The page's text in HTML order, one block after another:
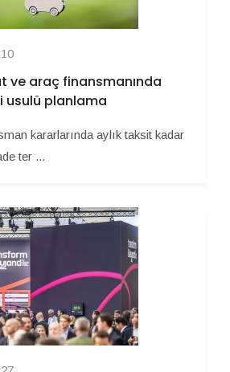
ve araç finansmanında
usulü planlama
kararlarında aylık taksit kadar
ter ...